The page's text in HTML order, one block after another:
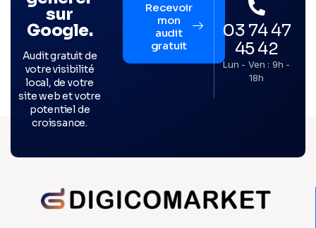
sur
Google.
Audit gratuit de
votre visibilité
local, de votre
site web et votre
potentiel de
croissance.
Recevoir
mon
audit
gratuit
03 74 47
45 42
Lun - Ven : 9h -
18h